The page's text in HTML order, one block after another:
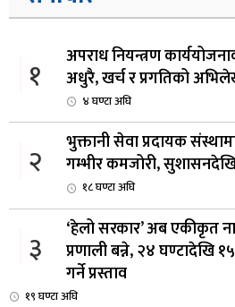
१
अपराध नियन्त्रण
अधुरै, खर्च र प्रगतिको
४ घण्टा अघि
२
भुक्तानी सेवा प्रदायक
गम्भीर कमजोरी,
१८ घण्टा अघि
३
‘हेलो सरकार’ अब एकीकृत
प्रणाली बन्ने, २४ घण्टादेखि
गर्ने प्रस्ताव
१९ घण्टा अघि